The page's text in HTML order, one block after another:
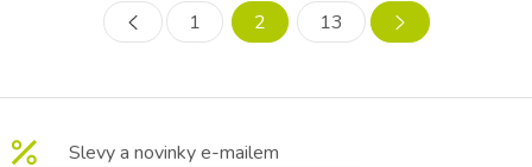
batolata určený pro spící děti
na rukou obvykle od přibl
pro děti, obvykle od přibližně
3 měsíců. Vak na spaní Je
1 2 13
Slevy a novinky e-mailem